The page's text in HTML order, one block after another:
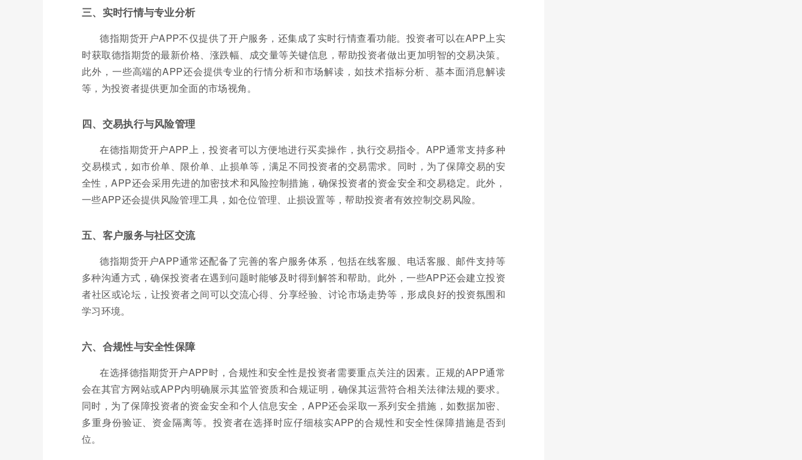
三、实时行情与专业分析
德指期货开户APP不仅提供了开户服务，还集成了实时行情查看功能。投资者可以在APP上实
时获取德指期货的最新价格、涨跌幅、成交量等关键信息，帮助投资者做出更加明智的交易决策。
此外，一些高端的APP还会提供专业的行情分析和市场解读，如技术指标分析、基本面消息解读
等，为投资者提供更加全面的市场视角。
四、交易执行与风险管理
在德指期货开户APP上，投资者可以方便地进行买卖操作，执行交易指令。APP通常支持多种
交易模式，如市价单、限价单、止损单等，满足不同投资者的交易需求。同时，为了保障交易的安
全性，APP还会采用先进的加密技术和风险控制措施，确保投资者的资金安全和交易稳定。此外，
一些APP还会提供风险管理工具，如仓位管理、止损设置等，帮助投资者有效控制交易风险。
五、客户服务与社区交流
德指期货开户APP通常还配备了完善的客户服务体系，包括在线客服、电话客服、邮件支持等
多种沟通方式，确保投资者在遇到问题时能够及时得到解答和帮助。此外，一些APP还会建立投资
者社区或论坛，让投资者之间可以交流心得、分享经验、讨论市场走势等，形成良好的投资氛围和
学习环境。
六、合规性与安全性保障
在选择德指期货开户APP时，合规性和安全性是投资者需要重点关注的因素。正规的APP通常
会在其官方网站或APP内明确展示其监管资质和合规证明，确保其运营符合相关法律法规的要求。
同时，为了保障投资者的资金安全和个人信息安全，APP还会采取一系列安全措施，如数据加密、
多重身份验证、资金隔离等。投资者在选择时应仔细核实APP的合规性和安全性保障措施是否到
位。